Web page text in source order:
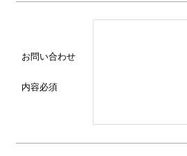
お問い合わせ
内容必須